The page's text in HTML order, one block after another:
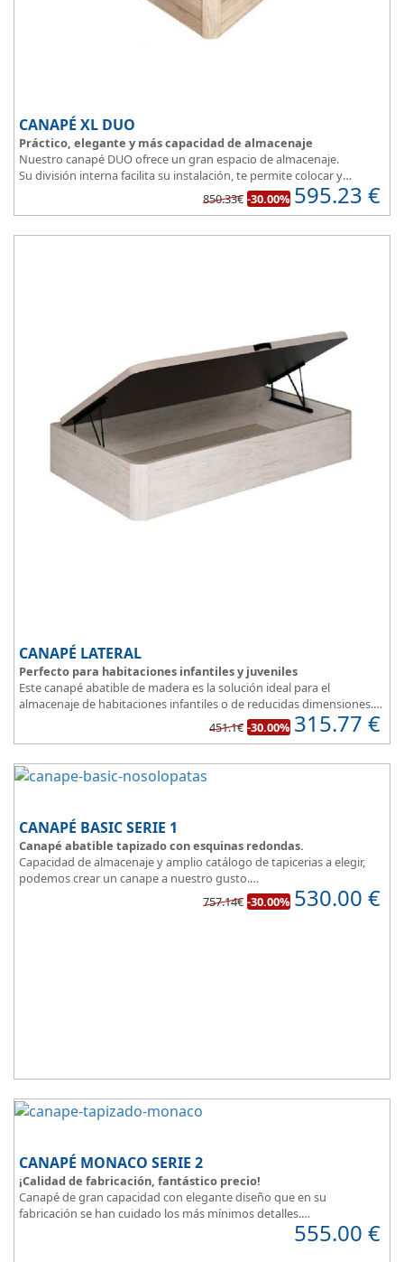
CANAPÉ XL DUO
Práctico, elegante y más capacidad de almacenaje
Nuestro canapé DUO ofrece un gran espacio de almacenaje.
Su división interna facilita su instalación, te permite colocar y
distribuir mucho mejor todo lo que quieres guardar.
Asegura la firmeza y calidad en el descanso.
850.33€ -30.00% 595.23 €
CANAPÉ LATERAL
Perfecto para habitaciones infantiles y juveniles
Este canapé abatible de madera es la solución ideal para el
almacenaje de habitaciones infantiles o de reducidas dimensiones.
Con esquinas redondeadas, que facilitan el paso en pequeñas
y mucha luz en un dormitorio juvenil.
Apertura lateral.
451.1€ -30.00% 315.77 €
CANAPÉ BASIC SERIE 1
Canapé abatible tapizado con esquinas redondas.
Capacidad de almacenaje y amplio catálogo de tapicerias a elegir,
podemos crear un canape a nuestro gusto.
Diseño, elegancia y funcionalidad se unen para ofrecerte la base del
757.14€ -30.00% 530.00 €
CANAPÉ MONACO SERIE 2
¡Calidad de fabricación, fantástico precio!
Canapé de gran capacidad con elegante diseño que en su
fabricación se han cuidado los más mínimos detalles.
Dispone de un amplio catálogo de tapicerias y polipieles a elegir,
personalizar a tu gusto todos los detalles y de
555.00 €